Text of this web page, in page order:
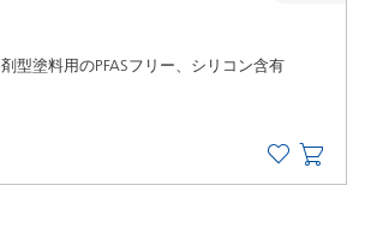
型塗料用のPFASフリー、シリコン含有